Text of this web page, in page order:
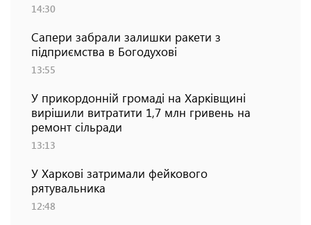
14:30
Сапери забрали залишки ракети з
підприємства в Богодухові
13:55
У прикордонній громаді на Харківщині
вирішили витратити 1,7 млн гривень на
ремонт сільради
13:13
У Харкові затримали фейкового
рятувальника
12:48